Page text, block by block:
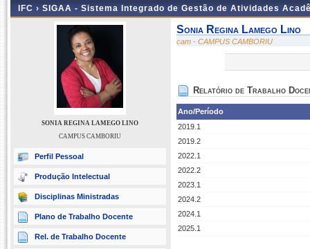
IFC › SIGAA - Sistema Integrado de Gestão de Atividades
SONIA REGINA LAMEGO LINO
CAMPUS CAMBORIU
Perfil Pessoal
Produção Intelectual
Disciplinas Ministradas
Plano de Trabalho Docente
Rel. de Trabalho Docente
Sonia Regina Lamego Lino
cam - CAMPUS CAMBORIU
Relatório de Trabalho
Ano/Período
2019.1
2019.2
2022.1
2022.2
2023.1
2024.2
2024.1
2025.1